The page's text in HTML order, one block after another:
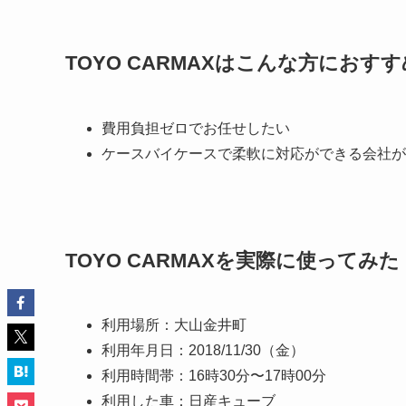
TOYO CARMAXはこんな方におすす
費用負担ゼロでお任せしたい
ケースバイケースで柔軟に対応ができる会社
TOYO CARMAXを実際に使ってみた
利用場所：大山金井町
利用年月日：2018/11/30（金）
利用時間帯：16時30分〜17時00分
利用した車：日産キューブ